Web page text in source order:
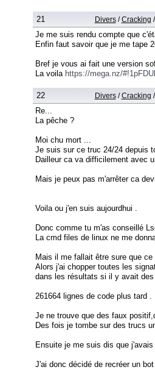
21 Divers/Cracking
Je me suis rendu compte que
Enfin faut savoir que je me tape
Bref je vous ai fait une version
La voila https://mega.nz/
22 Divers/Cracking
Re...
La pêche ?
Moi chu mort ...
Je suis sur ce truc 24/24 depuis
Dailleur ca va difficilement avec
Mais je peux pas m'arrêter ca
Voila ou j'en suis aujourdhui .
Donc comme tu m'as conseillé
La cmd files de linux ne me
Mais il me fallait être sure que
Alors j'ai chopper toutes les
dans les résultats si il y avait
261664 lignes de code plus tard .
Je ne trouve que des faux
Des fois je tombe sur des trucs
Ensuite je me suis dis que
J'ai donc décidé de recréer un